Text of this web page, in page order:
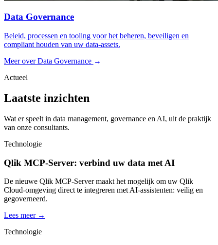
Data Governance
Beleid, processen en tooling voor het beheren, beveiligen en
compliant houden van uw data-assets.
Meer over Data Governance →
Actueel
Laatste inzichten
Wat er speelt in data management, governance en AI, uit de praktijk
van onze consultants.
Technologie
Qlik MCP-Server: verbind uw data met AI
De nieuwe Qlik MCP-Server maakt het mogelijk om uw Qlik
Cloud-omgeving direct te integreren met AI-assistenten: veilig en
gegoverneerd.
Lees meer →
Technologie